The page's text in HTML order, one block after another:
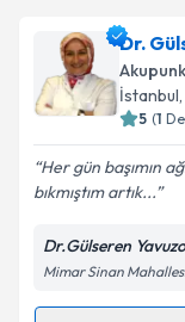
Uzm. Dr.
oluşturun.
takvim
Kişisel
Metni'ni
Dr.
İstanbul
5 (1
Her gün başımın
bıkmıştım artık...
Dr.Gülseren
Mimar Sinan